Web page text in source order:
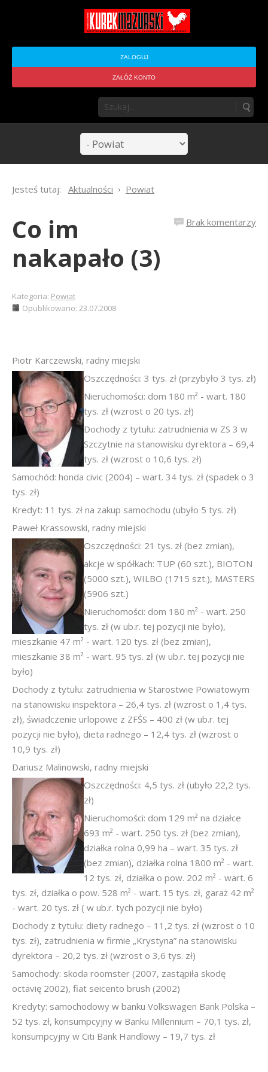
ZALOGUJ
ZAŁÓŻ KONTO
Jesteś tutaj: Aktualności Powiat
Brak komentarzy
Co im
nakapało (3)
Kategoria: Powiat
Opublikowano: 23.07.2008
Piotr Karczewski, radny miejski
Oszczędności: 3 tys. zł (przybyło 3 tys. zł)
Nieruchomości: dom 180 m² - wart. 180
tys. zł (wzrost o 20 tys. zł)
Dochody z tytułu: zatrudnienia w ZS 3 w
Szczytnie na stanowisku dyrektora – 69,4
tys. zł (wzrost o 10,6 tys. zł)
Samochód: honda civic (2004) – wart. 34 tys. zł (spadek o 3
tys. zł)
Kredyt: 11 tys. zł na zakup samochodu (ubyło 5 tys. zł)
Paweł Krassowski, radny miejski
Oszczędności: 21 tys. zł (bez zmian),
akcje w spółkach: TUP (60 szt.), BIOTON
(5000 szt.), WILBO (1715 szt.), MASTERS
(5906 szt.)
Nieruchomości: dom 180 m² - wart. 250
tys. zł (w ub.r. tej pozycji nie było),
mieszkanie 47 m² - wart. 120 tys. zł (bez zmian),
mieszkanie 38 m² - wart. 95 tys. zł (w ub.r. tej pozycji nie
było)
Dochody z tytułu: zatrudnienia w Starostwie Powiatowym
na stanowisku inspektora – 26,4 tys. zł (wzrost o 1,4 tys.
zł), świadczenie urlopowe z ZFŚS – 400 zł (w ub.r. tej
pozycji nie było), dieta radnego – 12,4 tys. zł (wzrost o
10,9 tys. zł)
Dariusz Malinowski, radny miejski
Oszczędności: 4,5 tys. zł (ubyło 22,2 tys.
zł)
Nieruchomości: dom 129 m² na działce
693 m² - wart. 250 tys. zł (bez zmian),
działka rolna 0,99 ha – wart. 35 tys. zł
(bez zmian), działka rolna 1800 m² - wart.
12 tys. zł, działka o pow. 202 m² - wart. 6
tys. zł, działka o pow. 528 m² - wart. 15 tys. zł, garaż 42 m²
- wart. 20 tys. zł ( w ub.r. tych pozycji nie było)
Dochody z tytułu: diety radnego – 11,2 tys. zł (wzrost o 10
tys. zł), zatrudnienia w firmie „Krystyna” na stanowisku
dyrektora – 20,2 tys. zł (wzrost o 3,6 tys. zł)
Samochody: skoda roomster (2007, zastąpiła skodę
octavię 2002), fiat seicento brush (2002)
Kredyty: samochodowy w banku Volkswagen Bank Polska –
52 tys. zł, konsumpcyjny w Banku Millennium – 70,1 tys. zł,
konsumpcyjny w Citi Bank Handlowy – 19,7 tys. zł